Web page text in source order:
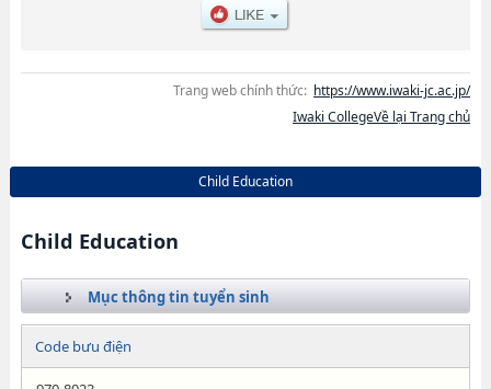
Trang web chính thức: https://www.iwaki-jc.ac.jp/
Iwaki CollegeVề lại Trang chủ
Child Education
Child Education
Mục thông tin tuyển sinh
Code bưu điện